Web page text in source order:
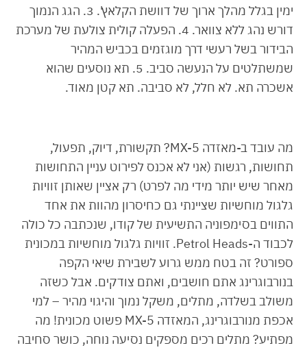
ימין בגלל מהלך ארוך של דוושת הקלאץ'. 3. הגג הנמוך
דורש נהג ללא צוואר. 4. הפעלה קולית צולעת של מערכת
הבידור בשל רעשי דרך מוגזמים בכביש המהיר
שמשתלטים על הנעשה סביב. 5. תא נוסעים שהוא
אשכרה תא. לא חלל, לא סביבה. תא קטן מאוד.
מה עובד ב-מאזדה MX-5? תקשורת, דיוק, תפעול,
תחושות, רגשות (אני לא אכנס לפירוט עניין התחושות
מאחר שיש יותר מידי מה לפרט) רק אציין שאותן זוויות
גלגול מוחשיות שציינתי גם כחיסרון מהוות את אחד
התווים בסימפוניה התשיעית של קודו, שנכתבה כל כולה
לכבוד ה-Petrol Heads. זוויות גלגול מוחשיות במכונית
ספורט? זה בטח ממש גרוע לשבירת שיאי הקפה
בנורבוגרינג אתם חושבים, ואתם צודקים. אבל כשזה
משולב בשלדה, מתלים, משקל נמוך והיגוי מהיר – למי
אכפת מנורבוגרינג, המאזדה MX-5 פשוט מכונית! מה
מפתיע? מתלים רכים מספקים נסיעה נוחה, כושר סחיבה